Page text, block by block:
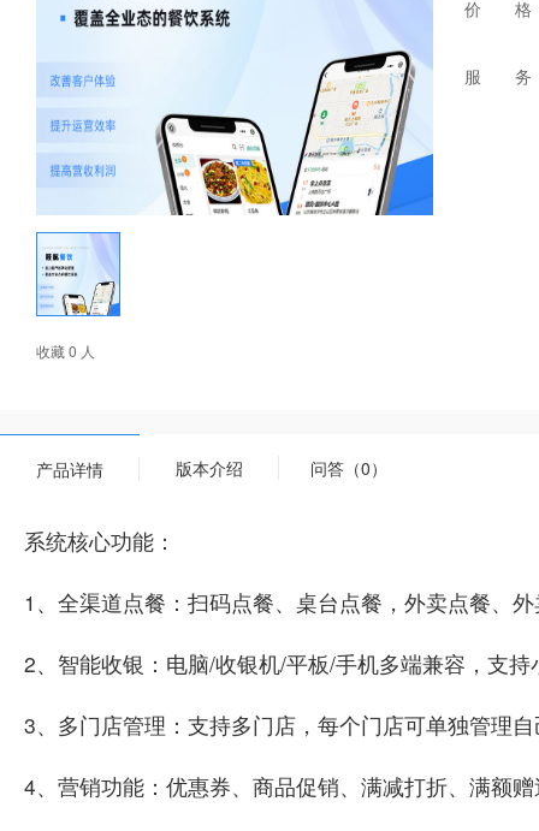
收藏 0 人
价 格
服 务
产品详情 版本介绍 问答（0）
系统核心功能：
1、全渠道点餐：扫码点餐、桌台点餐，外卖点餐、
2、智能收银：电脑/收银机/平板/手机多端兼容，支
3、多门店管理：支持多门店，每个门店可单独管理
4、营销功能：优惠券、商品促销、满减打折、满额